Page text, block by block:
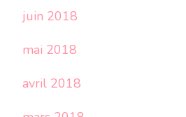
juin 2018
mai 2018
avril 2018